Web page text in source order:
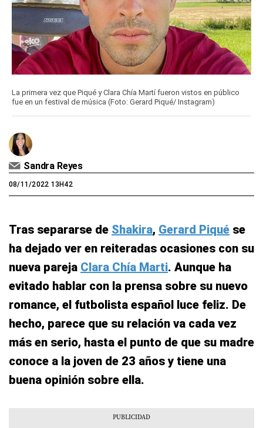
La primera vez que Piqué y Clara Chía Martí fueron vistos en público
fue en un festival de música (Foto: Gerard Piqué/ Instagram)
Sandra Reyes
08/11/2022 13H42
Tras separarse de Shakira, Gerard Piqué se
ha dejado ver en reiteradas ocasiones con su
nueva pareja Clara Chía Marti. Aunque ha
evitado hablar con la prensa sobre su nuevo
romance, el futbolista español luce feliz. De
hecho, parece que su relación va cada vez
más en serio, hasta el punto de que su madre
conoce a la joven de 23 años y tiene una
buena opinión sobre ella.